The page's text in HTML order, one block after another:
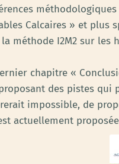
Calcaires » et plus
méthode I2M2 sur les
chapitre «
des pistes
impossible, de
actuellement proposée